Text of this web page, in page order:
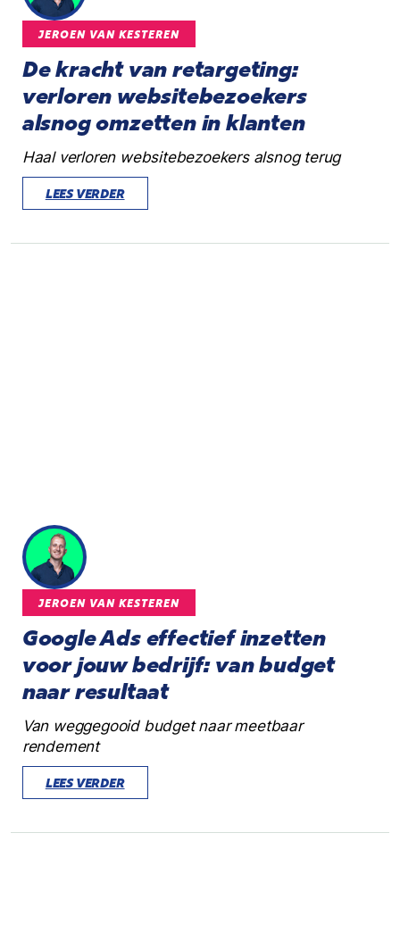
JEROEN VAN KESTEREN
De kracht van retargeting:
verloren websitebezoekers
alsnog omzetten in klanten
Haal verloren websitebezoekers alsnog terug
LEES VERDER
JEROEN VAN KESTEREN
Google Ads effectief inzetten
voor jouw bedrijf: van budget
naar resultaat
Van weggegooid budget naar meetbaar
rendement
LEES VERDER